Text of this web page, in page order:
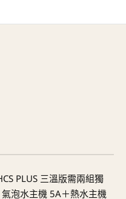
PLUS 三溫版需兩組獨
泡水主機 5A＋熱水主機